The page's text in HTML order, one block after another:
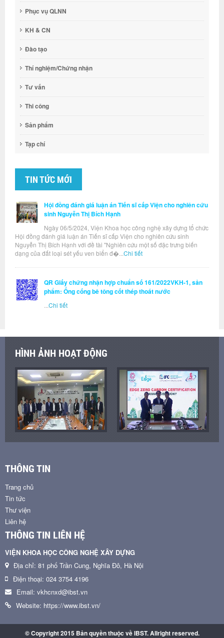
Phục vụ QLNN
KH & CN
Đào tạo
Thí nghiệm/Chứng nhận
Tư vấn
Thi công
Sản phẩm
Tạp chí
TIN TỨC MỚI
Hội đồng đánh giá luận án Tiến sĩ cấp Viện cho nghiên cứu
sinh Nguyễn Thị Bích Hạnh
Ngày 06/5/2024, Viện Khoa học công nghệ xây dựng tổ chức
Hội đồng đánh giá luận án Tiến sĩ cấp Viện cho nghiên cứu sinh
Nguyễn Thị Bích Hạnh với đề tài "Nghiên cứu một số đặc trưng biến
dạng của đất loại sét yếu ven biển đ�... Chi tiết
QR Giấy chứng nhận hợp chuẩn số 161/2022VKH-1, sản
phẩm: Ống cống bê tông cốt thép thoát nước
Chi tiết
HÌNH ẢNH HOẠT ĐỘNG
THÔNG TIN
Trang chủ
Tin tức
Thư viện
Liên hệ
THÔNG TIN LIÊN HỆ
VIỆN KHOA HỌC CÔNG NGHỆ XÂY DỰNG
Địa chỉ: 81 phố Trần Cung, Nghĩa Đô, Hà Nội
Điện thoại: 024 3754 4196
Email: vkhcnxd@ibst.vn
Website: https://www.ibst.vn/
© Copyright 2015 Bản quyền thuộc về IBST. Allright reserved.